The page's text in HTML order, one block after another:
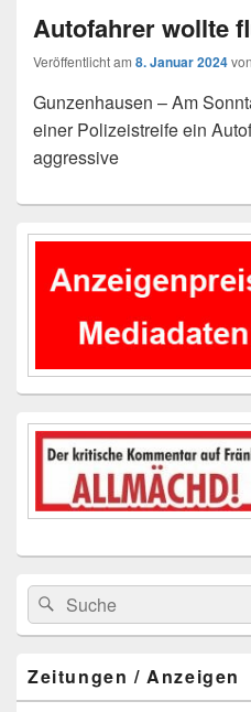
Autofahrer wollte
Veröffentlicht am 8. Januar 2024von
Gunzenhausen – Am
einer Polizeistreife ein
aggressive
Primärer
Widgetbereich
Suchen
nach:
Suchen
Zeitungen / Anzeigen